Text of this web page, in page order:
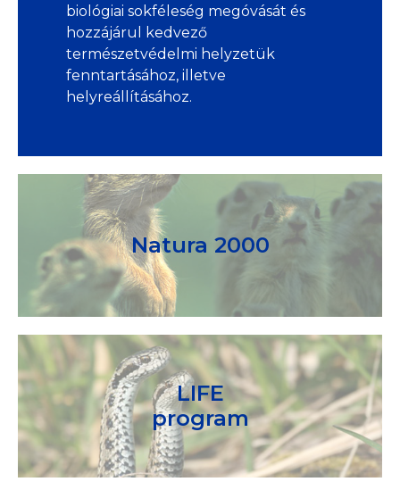
biológiai sokféleség megóvását és
hozzájárul kedvező
természetvédelmi helyzetük
fenntartásához, illetve
helyreállításához.
Natura 2000
LIFE
program